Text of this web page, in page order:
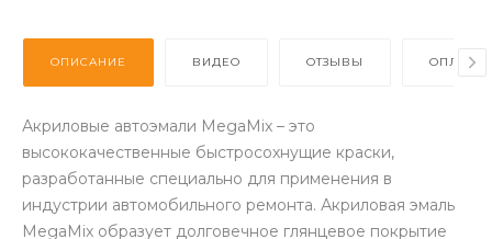
ОПИСАНИЕ ВИДЕО ОТЗЫВЫ ОПЛАТА
Акриловые автоэмали MegaMix – это
высококачественные быстросохнущие краски,
разработанные специально для применения в
индустрии автомобильного ремонта. Акриловая эмаль
MegaMix образует долговечное глянцевое покрытие